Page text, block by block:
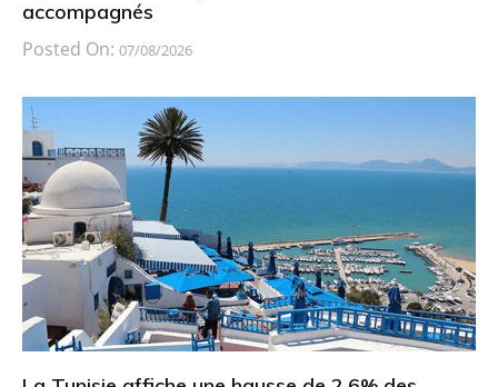
accompagnés
Posted On: 07/08/2026